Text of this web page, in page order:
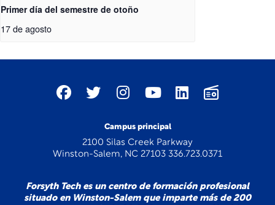
Primer día del semestre de otoño
17 de agosto
Campus principal
2100 Silas Creek Parkway
Winston-Salem, NC 27103 336.723.0371
Forsyth Tech es un centro de formación profesional
situado en Winston-Salem que imparte más de 200